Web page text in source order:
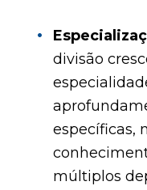
divisão
específicas,
múltiplos